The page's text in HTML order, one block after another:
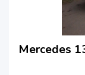
Mercedes